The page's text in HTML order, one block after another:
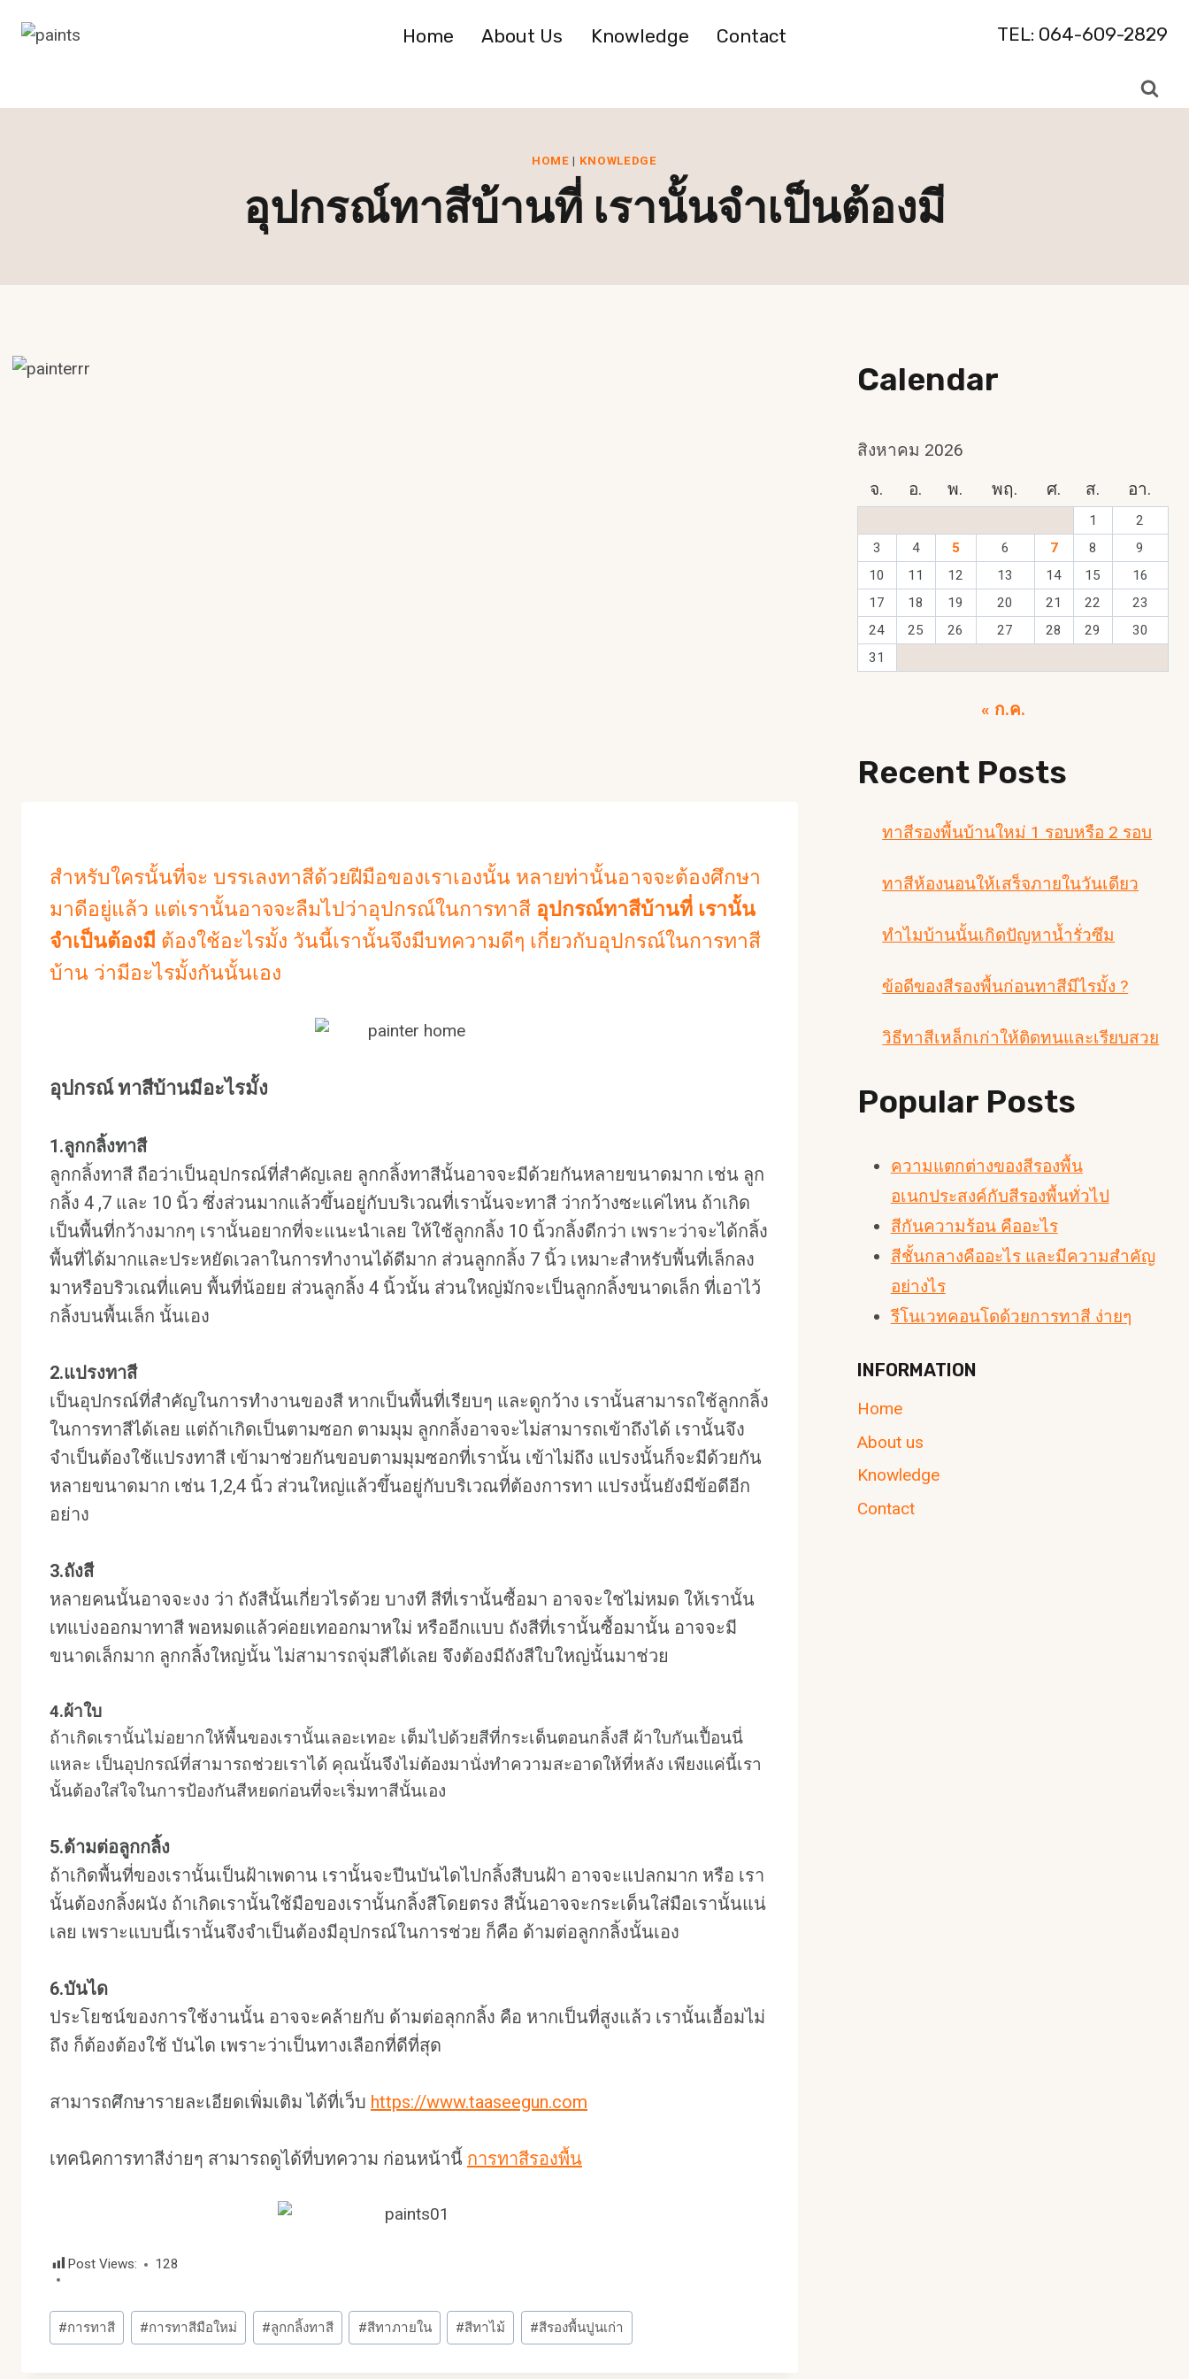
Home About Us Knowledge Contact TEL: 064-609-2829
HOME | KNOWLEDGE
อุปกรณ์ทาสีบ้านที่ เรานั้นจำเป็นต้องมี
สำหรับใครนั้นที่จะ บรรเลงทาสีด้วยฝีมือของเราเองนั้น หลายท่านั้นอาจจะต้องศึกษา
มาดีอยู่แล้ว แต่เรานั้นอาจจะลืมไปว่าอุปกรณ์ในการทาสี อุปกรณ์ทาสีบ้านที่ เรานั้น
จำเป็นต้องมี ต้องใช้อะไรมั้ง วันนี้เรานั้นจึงมีบทความดีๆ เกี่ยวกับอุปกรณ์ในการทาสี
บ้าน ว่ามีอะไรมั้งกันนั้นเอง
อุปกรณ์ ทาสีบ้านมีอะไรมั้ง
1.ลูกกลิ้งทาสี
ลูกกลิ้งทาสี ถือว่าเป็นอุปกรณ์ที่สำคัญเลย ลูกกลิ้งทาสีนั้นอาจจะมีด้วยกันหลายขนาดมาก เช่น ลูก
กลิ้ง 4 ,7 และ 10 นิ้ว ซึ่งส่วนมากแล้วขึ้นอยู่กับบริเวณที่เรานั้นจะทาสี ว่ากว้างซะแค่ไหน ถ้าเกิด
เป็นพื้นที่กว้างมากๆ เรานั้นอยากที่จะแนะนำเลย ให้ใช้ลูกกลิ้ง 10 นิ้วกลิ้งดีกว่า เพราะว่าจะได้กลิ้ง
พื้นที่ได้มากและประหยัดเวลาในการทำงานได้ดีมาก ส่วนลูกกลิ้ง 7 นิ้ว เหมาะสำหรับพื้นที่เล็กลง
มาหรือบริวเณที่แคบ พื้นที่น้อยย ส่วนลูกลิ้ง 4 นิ้วนั้น ส่วนใหญ่มักจะเป็นลูกกลิ้งขนาดเล็ก ที่เอาไว้
กลิ้งบนพื้นเล็ก นั้นเอง
2.แปรงทาสี
เป็นอุปกรณ์ที่สำคัญในการทำงานของสี หากเป็นพื้นที่เรียบๆ และดูกว้าง เรานั้นสามารถใช้ลูกกลิ้ง
ในการทาสีได้เลย แต่ถ้าเกิดเป็นตามซอก ตามมุม ลูกกลิ้งอาจจะไม่สามารถเข้าถึงได้ เรานั้นจึง
จำเป็นต้องใช้แปรงทาสี เข้ามาช่วยกันขอบตามมุมซอกที่เรานั้น เข้าไม่ถึง แปรงนั้นก็จะมีด้วยกัน
หลายขนาดมาก เช่น 1,2,4 นิ้ว ส่วนใหญ่แล้วขึ้นอยู่กับบริเวณที่ต้องการทา แปรงนั้นยังมีข้อดีอีก
อย่าง
3.ถังสี
หลายคนนั้นอาจจะงง ว่า ถังสีนั้นเกี่ยวไรด้วย บางที สีที่เรานั้นซื้อมา อาจจะใชไม่หมด ให้เรานั้น
เทแบ่งออกมาทาสี พอหมดแล้วค่อยเทออกมาหใม่ หรืออีกแบบ ถังสีที่เรานั้นซื้อมานั้น อาจจะมี
ขนาดเล็กมาก ลูกกลิ้งใหญ่นั้น ไม่สามารถจุ่มสีได้เลย จึงต้องมีถังสีใบใหญ่นั้นมาช่วย
4.ผ้าใบ
ถ้าเกิดเรานั้นไม่อยากให้พื้นของเรานั้นเลอะเทอะ เต็มไปด้วยสีที่กระเด็นตอนกลิ้งสี ผ้าใบกันเปื้อนนี่
แหละ เป็นอุปกรณ์ที่สามารถช่วยเราได้ คุณนั้นจึงไม่ต้องมานั่งทำความสะอาดให้ที่หลัง เพียงแค่นี้เรา
นั้นต้องใส่ใจในการป้องกันสีหยดก่อนที่จะเริ่มทาสีนั้นเอง
5.ด้ามต่อลูกกลิ้ง
ถ้าเกิดพื้นที่ของเรานั้นเป็นฝ้าเพดาน เรานั้นจะปีนบันไดไปกลิ้งสีบนฝ้า อาจจะแปลกมาก หรือ เรา
นั้นต้องกลิ้งผนัง ถ้าเกิดเรานั้นใช้มือของเรานั้นกลิ้งสีโดยตรง สีนั้นอาจจะกระเด็นใส่มือเรานั้นแน่
เลย เพราะแบบนี้เรานั้นจึงจำเป็นต้องมีอุปกรณ์ในการช่วย ก็คือ ด้ามต่อลูกกลิ้งนั้นเอง
6.บันได
ประโยชน์ของการใช้งานนั้น อาจจะคล้ายกับ ด้ามต่อลุกกลิ้ง คือ หากเป็นที่สูงแล้ว เรานั้นเอื้อมไม่
ถึง ก็ต้องต้องใช้ บันได เพราะว่าเป็นทางเลือกที่ดีที่สุด
สามารถศึกษารายละเอียดเพิ่มเติม ได้ที่เว็บ https://www.taaseegun.com
เทคนิคการทาสีง่ายๆ สามารถดูได้ที่บทความ ก่อนหน้านี้ การทาสีรองพื้น
Post Views: 128
Post
Tags:
#การทาสี #การทาสีมือใหม่ #ลูกกลิ้งทาสี #สีทาภายใน #สีทาไม้ #สีรองพื้นปูนเก่า
Calendar
สิงหาคม 2026
จ.
อ. พ. พฤ. ศ. ส. อา.
1
2
3
4 5 6 7 8
9
10
11 12 13 14 15
16
17
18 19 20 21 22
23
24
25 26 27 28 29
30
31
« ก.ค.
Recent Posts
ทาสีรองพื้นบ้านใหม่ 1 รอบหรือ 2 รอบ
ทาสีห้องนอนให้เสร็จภายในวันเดียว
ทำไมบ้านนั้นเกิดปัญหาน้ำรั่วซึม
ข้อดีของสีรองพื้นก่อนทาสีมีไรมั้ง ?
วิธีทาสีเหล็กเก่าให้ติดทนและเรียบสวย
Popular Posts
ความแตกต่างของสีรองพื้น
อเนกประสงค์กับสีรองพื้นทั่วไป
สีกันความร้อน คืออะไร
สีชั้นกลางคืออะไร และมีความสำคัญ
อย่างไร
รีโนเวทคอนโดด้วยการทาสี ง่ายๆ
INFORMATION
Home
About us
Knowledge
Contact